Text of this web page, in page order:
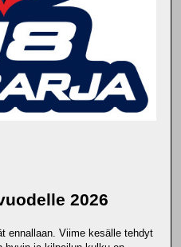
2026
ennallaan. Viime kesälle tehdyt